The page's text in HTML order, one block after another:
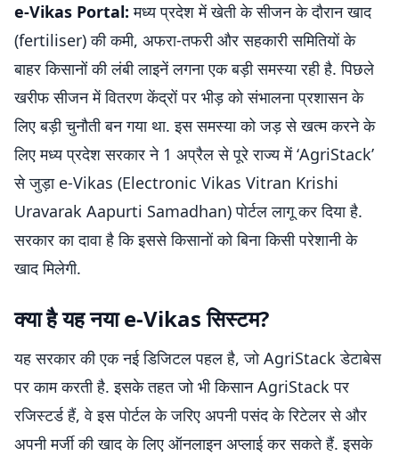
e-Vikas Portal:मध्य प्रदेश में खेती के सीजन के दौरान खाद
(fertiliser) की कमी, अफरा-तफरी और सहकारी समितियों के
बाहर किसानों की लंबी लाइनें लगना एक बड़ी समस्या रही है. पिछले
खरीफ सीजन में वितरण केंद्रों पर भीड़ को संभालना प्रशासन के
लिए बड़ी चुनौती बन गया था. इस समस्या को जड़ से खत्म करने के
लिए मध्य प्रदेश सरकार ने 1 अप्रैल से पूरे राज्य में ‘AgriStack’
से जुड़ा e-Vikas (Electronic Vikas Vitran Krishi
Uravarak Aapurti Samadhan) पोर्टल लागू कर दिया है.
सरकार का दावा है कि इससे किसानों को बिना किसी परेशानी के
खाद मिलेगी.
क्या है यह नया e-Vikas सिस्टम?
यह सरकार की एक नई डिजिटल पहल है, जो AgriStack डेटाबेस
पर काम करती है. इसके तहत जो भी किसान AgriStack पर
रजिस्टर्ड हैं, वे इस पोर्टल के जरिए अपनी पसंद के रिटेलर से और
अपनी मर्जी की खाद के लिए ऑनलाइन अप्लाई कर सकते हैं. इसके